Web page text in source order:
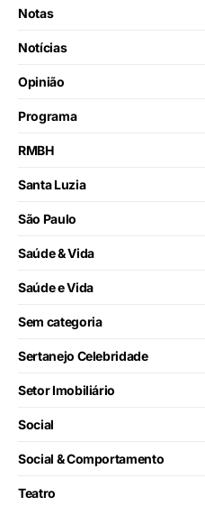
Notas
Notícias
Opinião
Programa
RMBH
Santa Luzia
São Paulo
Saúde & Vida
Saúde e Vida
Sem categoria
Sertanejo Celebridade
Setor Imobiliário
Social
Social & Comportamento
Teatro